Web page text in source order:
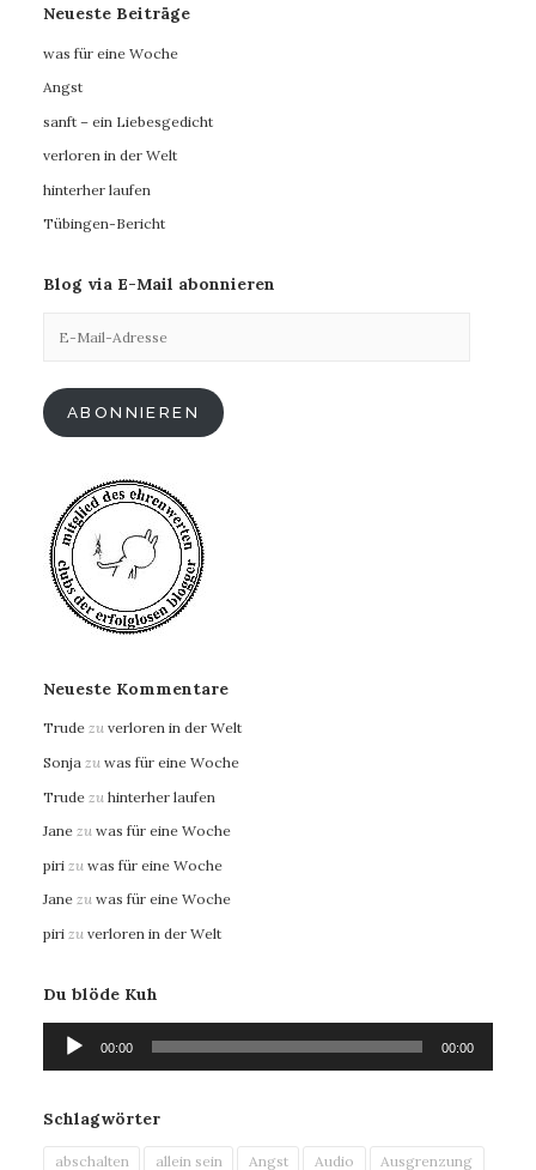
Neueste Beiträge
was für eine Woche
Angst
sanft – ein Liebesgedicht
verloren in der Welt
hinterher laufen
Tübingen-Bericht
Blog via E-Mail abonnieren
Mail-
ABONNIEREN
Neueste Kommentare
Trude zu verloren in der Welt
Sonja zu was für eine Woche
Trude zu hinterher laufen
Jane zu was für eine Woche
piri zu was für eine Woche
Jane zu was für eine Woche
piri zu verloren in der Welt
Du blöde Kuh
Audio-
Player
00:00 00:00
Schlagwörter
abschalten allein sein Angst Audio Ausgrenzung